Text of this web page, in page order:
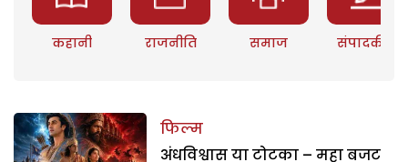
कहानी राजनीति समाज संपादकीय
फिल्म
अंधविश्वास या टोटका – महा बजट